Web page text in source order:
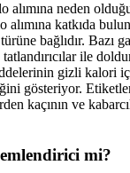
alımına neden
alımına katkıda
bağlıdır. Bazı
ile
gizli kalori
gösteriyor.
kaçının ve
mi?